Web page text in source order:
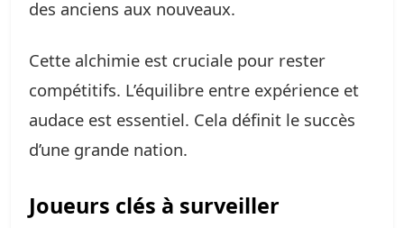
des anciens aux nouveaux.
Cette alchimie est cruciale pour rester
compétitifs. L’équilibre entre expérience et
audace est essentiel. Cela définit le succès
d’une grande nation.
Joueurs clés à surveiller